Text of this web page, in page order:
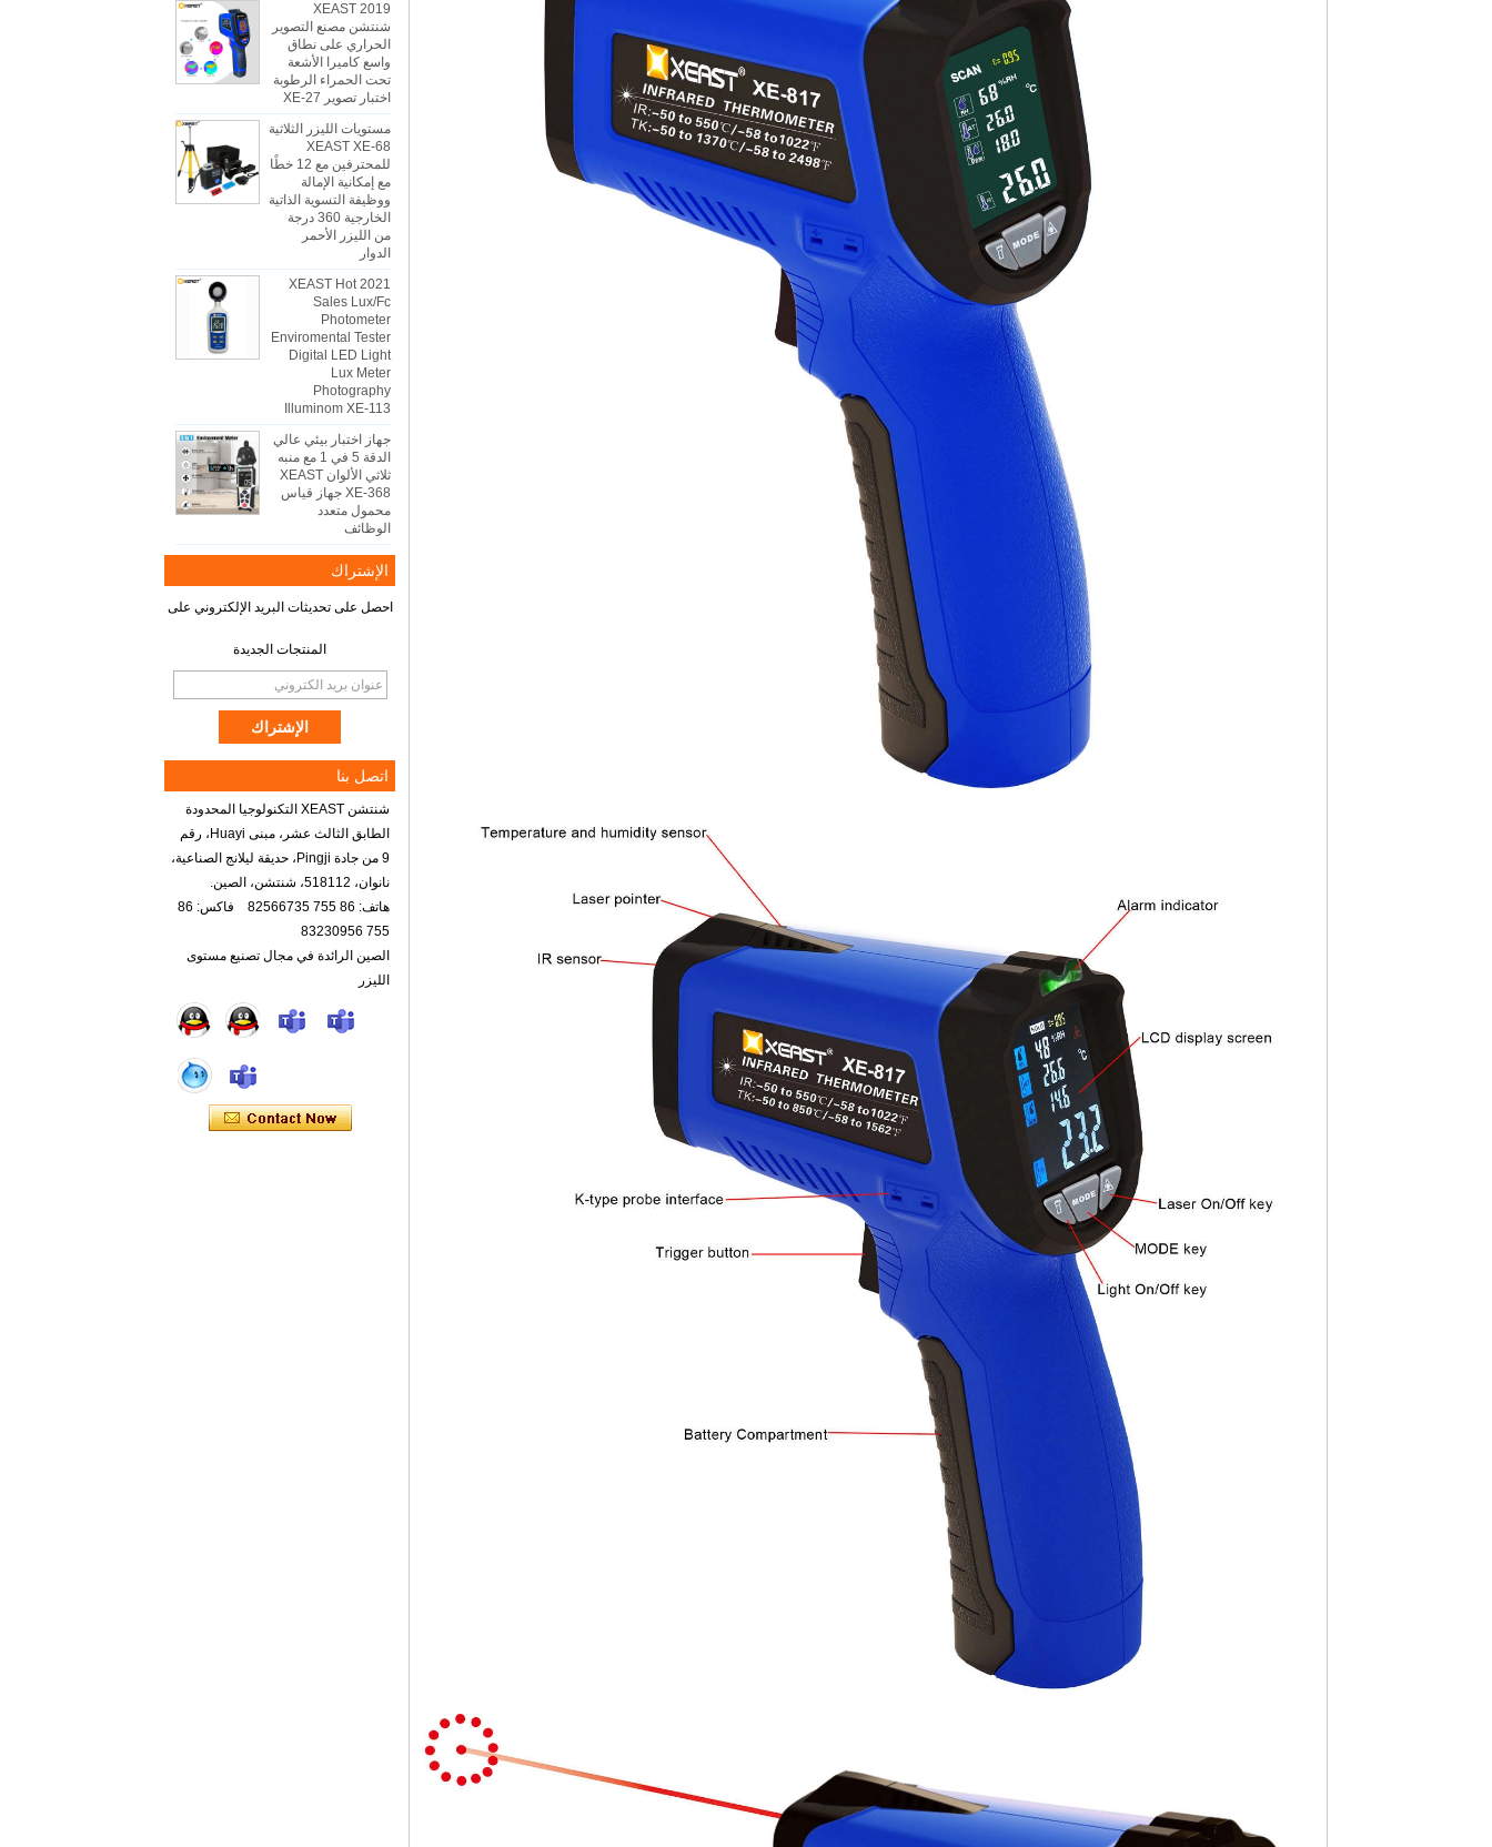
2019 XEAST
شنتشن مصنع التصوير
الحراري على نطاق
واسع كاميرا الأشعة
تحت الحمراء الرطوبة
اختبار تصوير XE-27
مستويات الليزر الثلاثية
XEAST XE-68
للمحترفين مع 12 خطًا
مع إمكانية الإمالة
ووظيفة التسوية الذاتية
الخارجية 360 درجة
من الليزر الأحمر
الدوار
2021 XEAST Hot
Sales Lux/Fc
Photometer
Enviromental Tester
Digital LED Light
Lux Meter
Photography
Illuminom XE-113
جهاز اختبار بيئي عالي
الدقة 5 في 1 مع منبه
ثلاثي الألوان XEAST
XE-368 جهاز قياس
محمول متعدد
الوظائف
الإشتراك
احصل على تحديثات البريد الإلكتروني على
المنتجات الجديدة
اتصل بنا
شنتشن XEAST التكنولوجيا المحدودة
الطابق الثالث عشر، مبنى Huayi، رقم
9 من جادة Pingji، حديقة ليلانج الصناعية،
نانوان، 518112، شنتشن، الصين.
هاتف: 86 755 82566735 فاكس: 86
755 83230956
الصين الرائدة في مجال تصنيع مستوى
الليزر